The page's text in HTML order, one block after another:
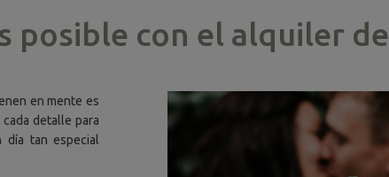
posible con el alquiler de
en mente es
detalle para
día tan especial